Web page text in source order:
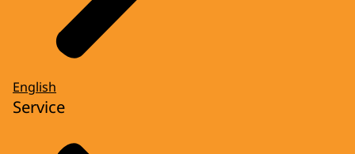
English
Service